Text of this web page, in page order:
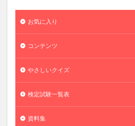
お気に入り
コンテンツ
やさしいクイズ
検定試験一覧表
資料集